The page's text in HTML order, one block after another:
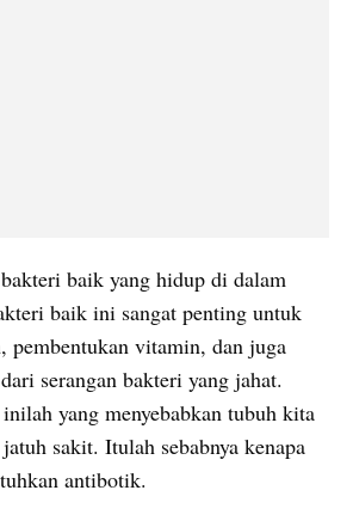
baik yang hidup di dalam
baik ini sangat penting untuk
pembentukan vitamin, dan juga
serangan bakteri yang jahat.
yang menyebabkan tubuh kita
sakit. Itulah sebabnya kenapa
antibotik.